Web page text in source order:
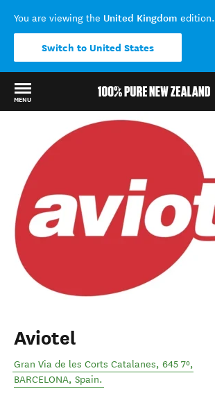
You are viewing the United Kingdom edition.
Switch to United States
MENU
Back to my results
Aviotel
Gran Via de les Corts Catalanes, 645 7º,
BARCELONA, Spain.